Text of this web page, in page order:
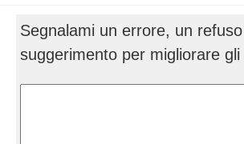
Segnalami un errore, un
suggerimento per migliorare gli